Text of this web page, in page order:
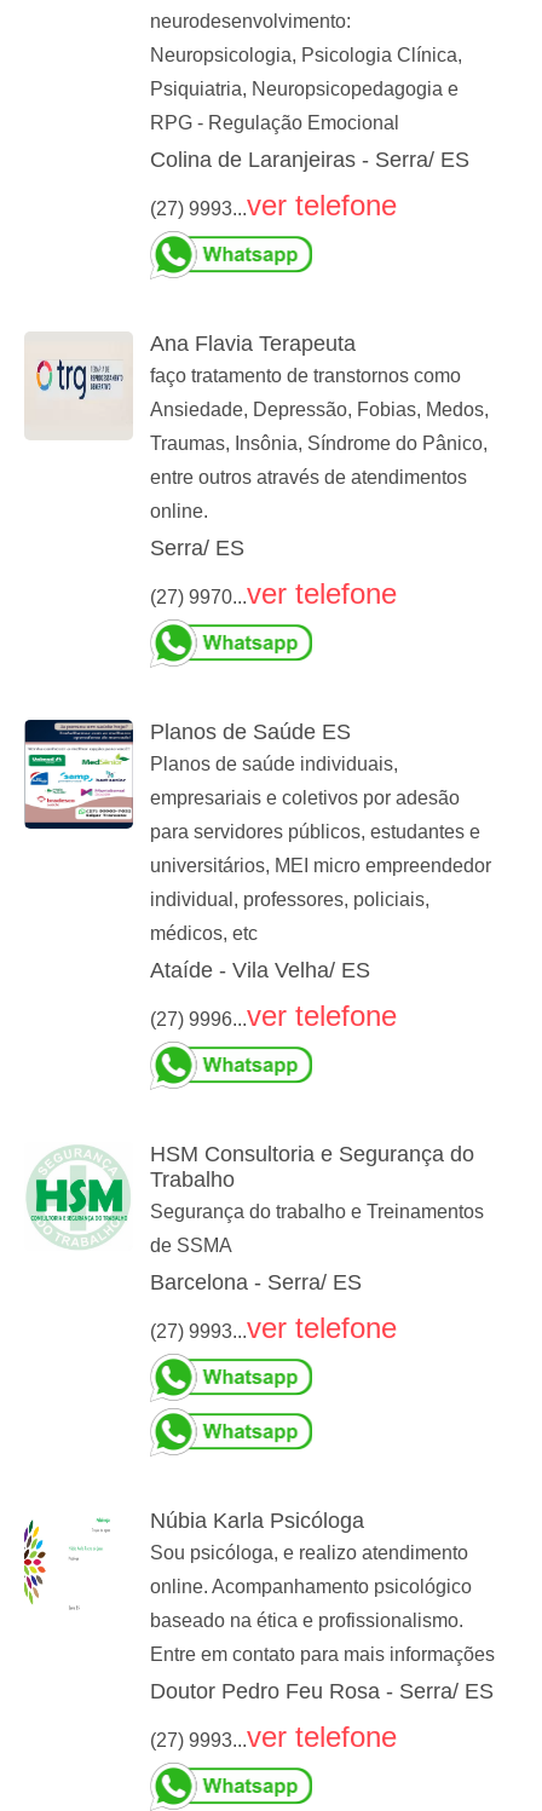
neurodesenvolvimento:
Neuropsicologia, Psicologia Clínica,
Psiquiatria, Neuropsicopedagogia e
RPG - Regulação Emocional
Colina de Laranjeiras - Serra/ ES
(27) 9993...ver telefone
Ana Flavia Terapeuta
faço tratamento de transtornos como
Ansiedade, Depressão, Fobias, Medos,
Traumas, Insônia, Síndrome do Pânico,
entre outros através de atendimentos
online.
Serra/ ES
(27) 9970...ver telefone
Planos de Saúde ES
Planos de saúde individuais,
empresariais e coletivos por adesão
para servidores públicos, estudantes e
universitários, MEI micro empreendedor
individual, professores, policiais,
médicos, etc
Ataíde - Vila Velha/ ES
(27) 9996...ver telefone
HSM Consultoria e Segurança do
Trabalho
Segurança do trabalho e Treinamentos
de SSMA
Barcelona - Serra/ ES
(27) 9993...ver telefone
Núbia Karla Psicóloga
Sou psicóloga, e realizo atendimento
online. Acompanhamento psicológico
baseado na ética e profissionalismo.
Entre em contato para mais informações
Doutor Pedro Feu Rosa - Serra/ ES
(27) 9993...ver telefone